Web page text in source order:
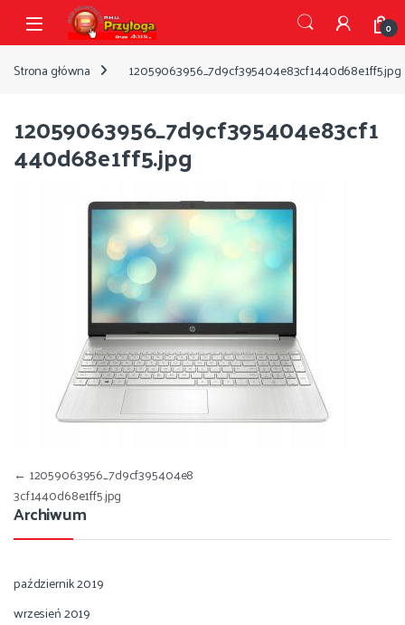
Przejdź do nawigacji
Przejdź do treści
Open 0
Strona główna 12059063956_7d9cf395404e83cf1440d68e1ff5.jpg
12059063956_7d9cf395404e83cf1
440d68e1ff5.jpg
Nawigacja wpisu
← 12059063956_7d9cf395404e8
3cf1440d68e1ff5.jpg
Archiwum
październik 2019
wrzesień 2019